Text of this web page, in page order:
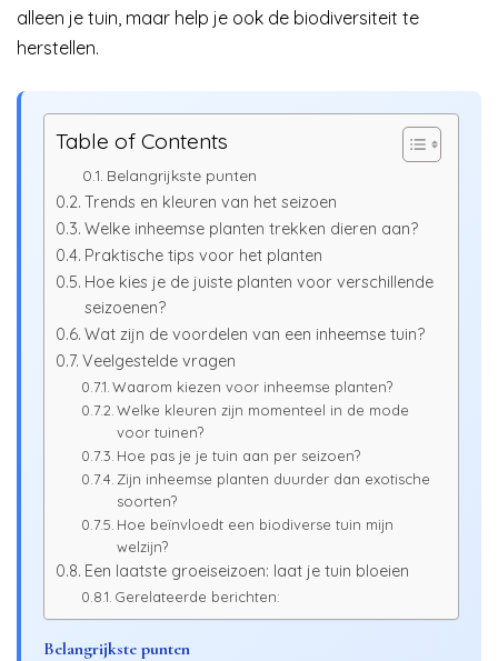
alleen je tuin, maar help je ook de biodiversiteit te
herstellen.
Table of Contents
Belangrijkste punten
Trends en kleuren van het seizoen
Welke inheemse planten trekken dieren aan?
Praktische tips voor het planten
Hoe kies je de juiste planten voor verschillende
seizoenen?
Wat zijn de voordelen van een inheemse tuin?
Veelgestelde vragen
Waarom kiezen voor inheemse planten?
Welke kleuren zijn momenteel in de mode
voor tuinen?
Hoe pas je je tuin aan per seizoen?
Zijn inheemse planten duurder dan exotische
soorten?
Hoe beïnvloedt een biodiverse tuin mijn
welzijn?
Een laatste groeiseizoen: laat je tuin bloeien
Gerelateerde berichten:
Belangrijkste punten